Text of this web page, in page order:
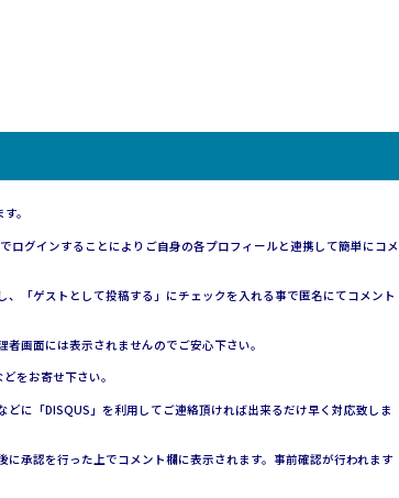
。
グインすることによりご自身の各プロフィールと連携して簡単にコメ
「ゲストとして投稿する」にチェックを入れる事で匿名にてコメント
画面には表示されませんのでご安心下さい。
をお寄せ下さい。
に「DISQUS」を利用してご連絡頂ければ出来るだけ早く対応致しま
承認を行った上でコメント欄に表示されます。事前確認が行われます